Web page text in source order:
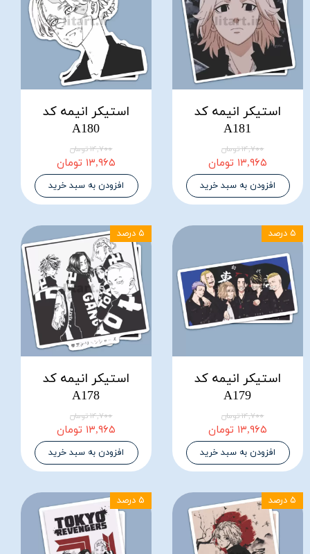
استیکر انیمه کد
A181
۱۴,۷۰۰ تومان
۱۳,۹۶۵ تومان
افزودن به سبد خرید
استیکر انیمه کد
A180
۱۴,۷۰۰ تومان
۱۳,۹۶۵ تومان
افزودن به سبد خرید
استیکر انیمه کد
A179
۱۴,۷۰۰ تومان
۱۳,۹۶۵ تومان
افزودن به سبد خرید
۵ درصد
استیکر انیمه کد
A178
۱۴,۷۰۰ تومان
۱۳,۹۶۵ تومان
افزودن به سبد خرید
۵ درصد
۵ درصد ۵ درصد